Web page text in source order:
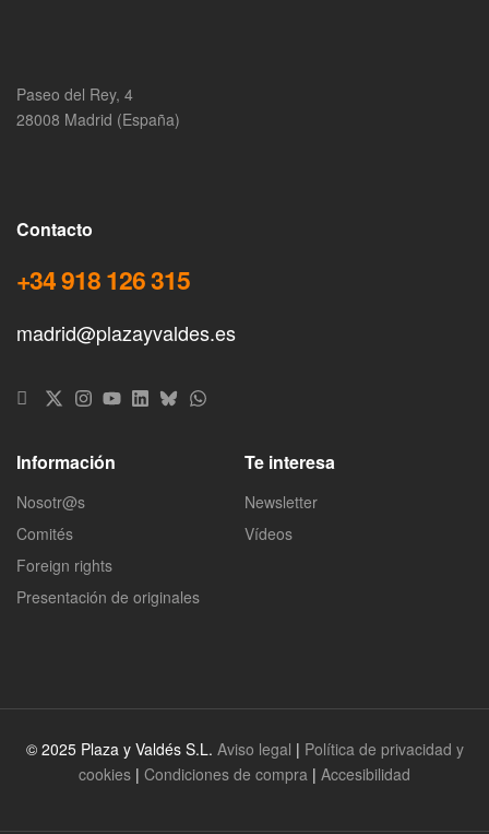
Paseo del Rey, 4
28008 Madrid (España)
Contacto
+34 918 126 315
madrid@plazayvaldes.es
Información
Nosotr@s
Comités
Foreign rights
Presentación de originales
Te interesa
Newsletter
Vídeos
© 2025 Plaza y Valdés S.L. Aviso legal | Política de privacidad y
cookies | Condiciones de compra | Accesibilidad